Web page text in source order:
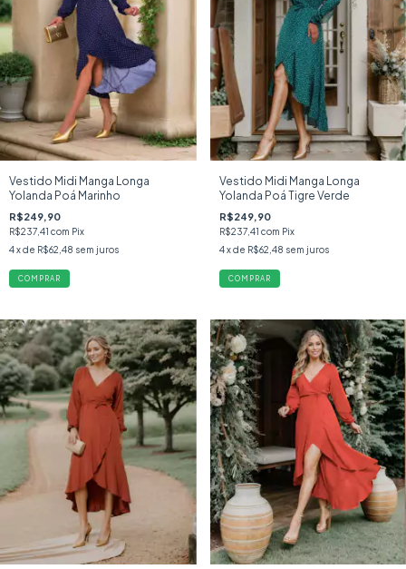
Vestido Midi Manga Longa
Yolanda Poá Marinho
R$249,90
R$237,41 com Pix
4x de R$62,48 sem juros
COMPRAR
Vestido Midi Manga Longa
Yolanda Poá Tigre Verde
R$249,90
R$237,41 com Pix
4 x de R$62,48 sem juros
COMPRAR